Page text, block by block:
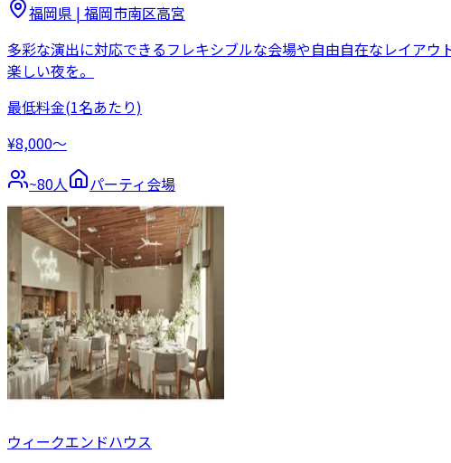
福岡県 | 福岡市南区高宮
多彩な演出に対応できるフレキシブルな会場や自由自在なレイア
楽しい夜を。
最低料金(1名あたり)
¥8,000〜
~80人 パーティ会場
ウィークエンドハウス